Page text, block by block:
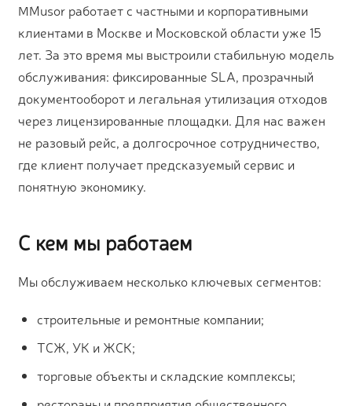
MMusor работает с частными и корпоративными
клиентами в Москве и Московской области уже 15
лет. За это время мы выстроили стабильную модель
обслуживания: фиксированные SLA, прозрачный
документооборот и легальная утилизация отходов
через лицензированные площадки. Для нас важен
не разовый рейс, а долгосрочное сотрудничество,
где клиент получает предсказуемый сервис и
понятную экономику.
С кем мы работаем
Мы обслуживаем несколько ключевых сегментов:
строительные и ремонтные компании;
ТСЖ, УК и ЖСК;
торговые объекты и складские комплексы;